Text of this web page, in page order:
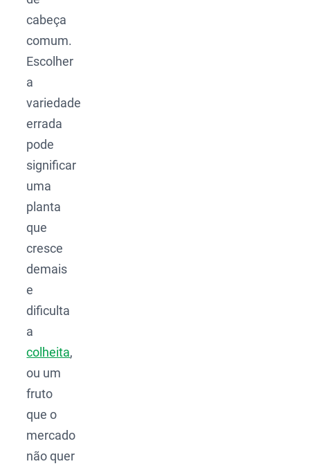
cabeça
comum.
Escolher
a
variedade
errada
pode
significar
uma
planta
que
cresce
demais
e
dificulta
a
colheita,
ou um
fruto
que o
mercado
não quer